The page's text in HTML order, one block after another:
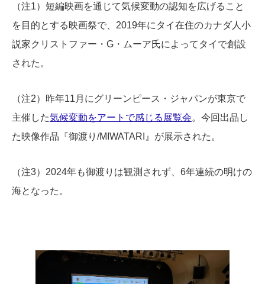
（注1）短編映画を通じて気候変動の認知を広げること
を目的とする映画祭で、2019年にタイ在住のカナダ人小
説家クリストファー・G・ムーア氏によってタイで創設
された。
（注2）昨年11月にグリーンピース・ジャパンが東京で
主催した気候変動をアートで感じる展覧会。今回出品し
た映像作品『御渡り/MIWATARI』が展示された。
（注3）2024年も御渡りは観測されず、6年連続の明けの
海となった。